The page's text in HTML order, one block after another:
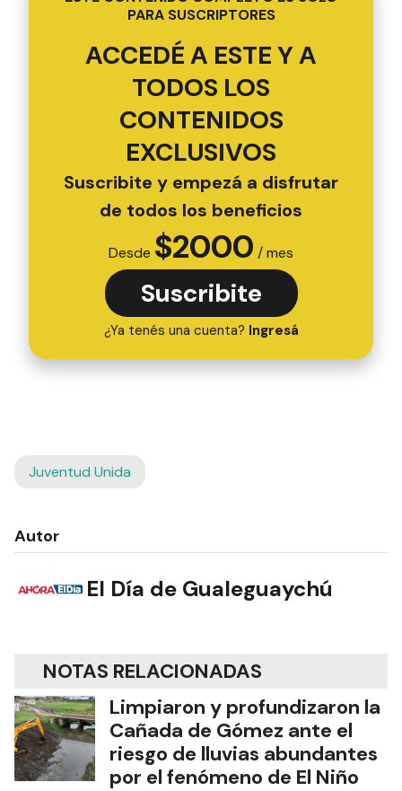
PARA SUSCRIPTORES
ACCEDÉ A ESTE Y A
TODOS LOS
CONTENIDOS
EXCLUSIVOS
Suscribite y empezá a disfrutar
de todos los beneficios
Desde $2000 / mes
Suscribite
¿Ya tenés una cuenta? Ingresá
Juventud Unida
Autor
El Día de Gualeguaychú
NOTAS RELACIONADAS
Limpiaron y profundizaron la
Cañada de Gómez ante el
riesgo de lluvias abundantes
por el fenómeno de El Niño